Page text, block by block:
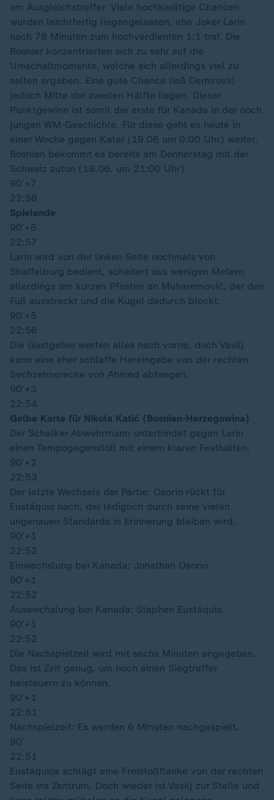
am Ausgleichstreffer. Viele hochkarätige Chancen
wurden leichtfertig liegengelassen, ehe Joker Larin
nach 78 Minuten zum hochverdienten 1:1 traf. Die
Bosnier konzentrierten sich zu sehr auf die
Umschaltmomente, welche sich allerdings viel zu
selten ergaben. Eine gute Chance ließ Demirović
jedoch Mitte der zweiten Hälfte liegen. Dieser
Punktgewinn ist somit der erste für Kanada in der noch
jungen WM-Geschichte. Für diese geht es heute in
einer Woche gegen Katar (19.06 um 0:00 Uhr) weiter.
Bosnien bekommt es bereits am Donnerstag mit der
Schweiz zutun (18.06. um 21:00 Uhr).
90′ +7
22:58
Spielende
90′ +6
22:57
Larin wird von der linken Seite nochmals von
Shaffelburg bedient, scheitert aus wenigen Metern
allerdings am kurzen Pfosten an Muharemović, der den
Fuß ausstreckt und die Kugel dadurch blockt.
90′ +5
22:56
Die Gastgeber werfen alles nach vorne, doch Vasilj
kann eine eher schlaffe Hereingabe von der rechten
Sechzehnerecke von Ahmed abfangen.
90′ +3
22:54
Gelbe Karte für Nikola Katić (Bosnien-Herzegowina)
Der Schalker Abwehrmann unterbindet gegen Larin
einen Tempogegenstoß mit einem klaren Festhalten.
90′ +2
22:53
Der letzte Wechsels der Partie: Osorio rückt für
Eustáquio nach, der lediglich durch seine vielen
ungenauen Standards in Erinnerung bleiben wird.
90′ +1
22:52
Einwechslung bei Kanada: Jonathan Osorio
90′ +1
22:52
Auswechslung bei Kanada: Stephen Eustáquio
90′ +1
22:52
Die Nachspielzeit wird mit sechs Minuten angegeben.
Das ist Zeit genug, um noch einen Siegtreffer
beisteuern zu können.
90′ +1
22:51
Nachspielzeit: Es werden 6 Minuten nachgespielt.
90′
22:51
Eustáquios schlägt eine Freistoßflanke von der rechten
Seite ins Zentrum. Doch wieder ist Vasilj zur Stelle und